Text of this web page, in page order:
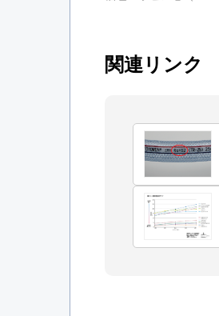
関連リンク